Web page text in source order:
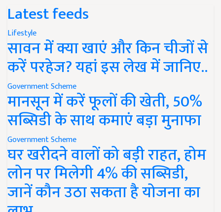
Latest feeds
Lifestyle
सावन में क्या खाएं और किन चीजों से
करें परहेज? यहां इस लेख में जानिए..
Government Scheme
मानसून में करें फूलों की खेती, 50%
सब्सिडी के साथ कमाएं बड़ा मुनाफा
Government Scheme
घर खरीदने वालों को बड़ी राहत, होम
लोन पर मिलेगी 4% की सब्सिडी,
जानें कौन उठा सकता है योजना का